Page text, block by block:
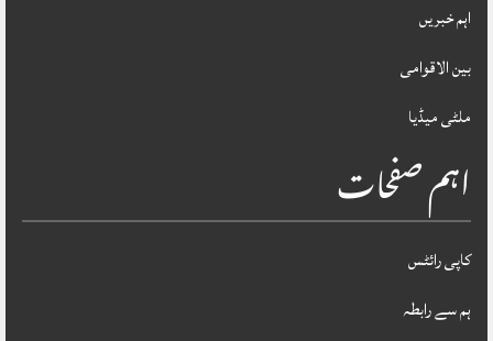
اہم خبریں
بین الاقوامی
ملٹی میڈیا
اہم صفحات
کاپی رائٹس
ہم سے رابطہ